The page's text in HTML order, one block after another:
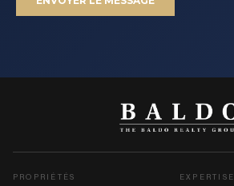
PROPRIÉTÉS EXPERTISE